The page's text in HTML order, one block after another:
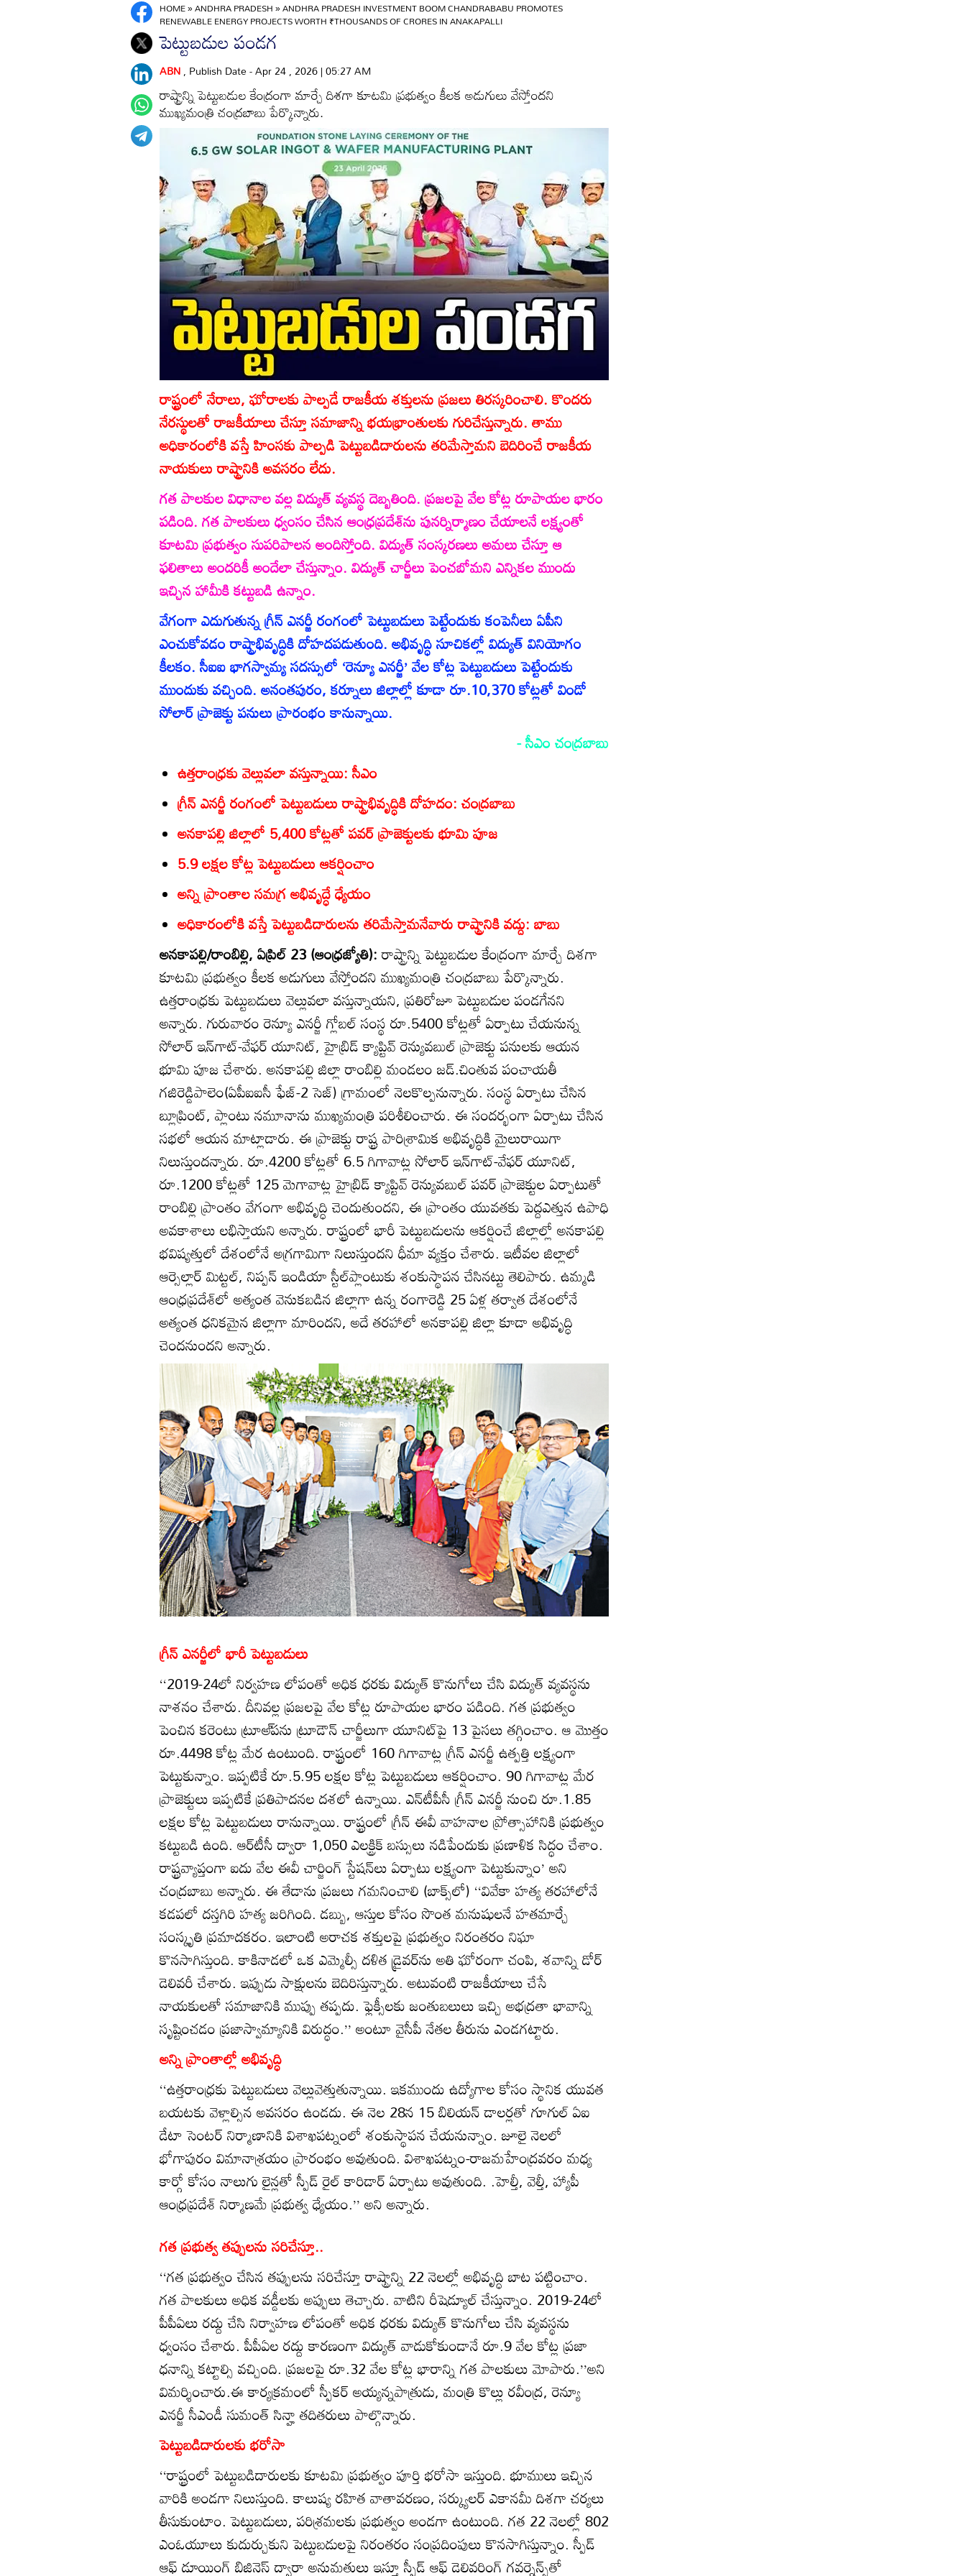
HOME»ANDHRA PRADESH»ANDHRA PRADESH INVESTMENT BOOM CHANDRABABU PROMOTES
RENEWABLE ENERGY PROJECTS WORTH ₹THOUSANDS OF CRORES IN ANAKAPALLI
పెట్టుబడుల పండగ
ABN, Publish Date - Apr 24 , 2026 | 05:27 AM
రాష్ట్రాన్ని పెట్టుబడుల కేంద్రంగా మార్చే దిశగా కూటమి ప్రభుత్వం కీలక అడుగులు వేస్తోందని
ముఖ్యమంత్రి చంద్రబాబు పేర్కొన్నారు.
రాష్ట్రంలో నేరాలు, ఘోరాలకు పాల్పడే రాజకీయ శక్తులను ప్రజలు తిరస్కరించాలి. కొందరు
నేరస్థులతో రాజకీయాలు చేస్తూ సమాజాన్ని భయభ్రాంతులకు గురిచేస్తున్నారు. తాము
అధికారంలోకి వస్తే హింసకు పాల్పడి పెట్టుబడిదారులను తరిమేస్తామని బెదిరించే రాజకీయ
నాయకులు రాష్ట్రానికి అవసరం లేదు.
గత పాలకుల విధానాల వల్ల విద్యుత్‌ వ్యవస్థ దెబ్బతింది. ప్రజలపై వేల కోట్ల రూపాయల భారం
పడింది. గత పాలకులు ధ్వంసం చేసిన ఆంధ్రప్రదేశ్‌ను పునర్నిర్మాణం చేయాలనే లక్ష్యంతో
కూటమి ప్రభుత్వం సుపరిపాలన అందిస్తోంది. విద్యుత్‌ సంస్కరణలు అమలు చేస్తూ ఆ
ఫలితాలు అందరికీ అందేలా చేస్తున్నాం. విద్యుత్‌ చార్జీలు పెంచబోమని ఎన్నికల ముందు
ఇచ్చిన హామీకి కట్టుబడి ఉన్నాం.
వేగంగా ఎదుగుతున్న గ్రీన్‌ ఎనర్జీ రంగంలో పెట్టుబడులు పెట్టేందుకు కంపెనీలు ఏపీని
ఎంచుకోవడం రాష్ట్రాభివృద్ధికి దోహదపడుతుంది. అభివృద్ధి సూచికల్లో విద్యుత్‌ వినియోగం
కీలకం. సీఐఐ భాగస్వామ్య సదస్సులో ‘రెన్యూ ఎనర్జీ’ వేల కోట్ల పెట్టుబడులు పెట్టేందుకు
ముందుకు వచ్చింది. అనంతపురం, కర్నూలు జిల్లాల్లో కూడా రూ.10,370 కోట్లతో విండో
సోలార్‌ ప్రాజెక్టు పనులు ప్రారంభం కానున్నాయి.
- సీఎం చంద్రబాబు
ఉత్తరాంధ్రకు వెల్లువలా వస్తున్నాయి: సీఎం
గ్రీన్‌ ఎనర్జీ రంగంలో పెట్టుబడులు రాష్ట్రాభివృద్ధికి దోహదం: చంద్రబాబు
అనకాపల్లి జిల్లాలో 5,400 కోట్లతో పవర్‌ ప్రాజెక్టులకు భూమి పూజ
5.9 లక్షల కోట్ల పెట్టుబడులు ఆకర్షించాం
అన్ని ప్రాంతాల సమగ్ర అభివృద్ధే ధ్యేయం
అధికారంలోకి వస్తే పెట్టుబడిదారులను తరిమేస్తామనేవారు రాష్ట్రానికి వద్దు: బాబు
అనకాపల్లి/రాంబిల్లి, ఏప్రిల్‌ 23 (ఆంధ్రజ్యోతి):రాష్ట్రాన్ని పెట్టుబడుల కేంద్రంగా మార్చే దిశగా
కూటమి ప్రభుత్వం కీలక అడుగులు వేస్తోందని ముఖ్యమంత్రి చంద్రబాబు పేర్కొన్నారు.
ఉత్తరాంధ్రకు పెట్టుబడులు వెల్లువలా వస్తున్నాయని, ప్రతిరోజూ పెట్టుబడుల పండగేనని
అన్నారు. గురువారం రెన్యూ ఎనర్జీ గ్లోబల్‌ సంస్థ రూ.5400 కోట్లతో ఏర్పాటు చేయనున్న
సోలార్‌ ఇన్‌గాట్‌-వేఫర్‌ యూనిట్‌, హైబ్రిడ్‌ క్యాప్టివ్‌ రెన్యువబుల్‌ ప్రాజెక్టు పనులకు ఆయన
భూమి పూజ చేశారు. అనకాపల్లి జిల్లా రాంబిల్లి మండలం జడ్‌.చింతువ పంచాయతీ
గజిరెడ్డిపాలెం(ఏపీఐఐసీ ఫేజ్‌-2 సెజ్‌) గ్రామంలో నెలకొల్పనున్నారు. సంస్థ ఏర్పాటు చేసిన
బ్లూప్రింట్‌, ప్లాంటు నమూనాను ముఖ్యమంత్రి పరిశీలించారు. ఈ సందర్భంగా ఏర్పాటు చేసిన
సభలో ఆయన మాట్లాడారు. ఈ ప్రాజెక్టు రాష్ట్ర పారిశ్రామిక అభివృద్ధికి మైలురాయిగా
నిలుస్తుందన్నారు. రూ.4200 కోట్లతో 6.5 గిగావాట్ల సోలార్‌ ఇన్‌గాట్‌-వేఫర్‌ యూనిట్‌,
రూ.1200 కోట్లతో 125 మెగావాట్ల హైబ్రిడ్‌ క్యాప్టివ్‌ రెన్యువబుల్‌ పవర్‌ ప్రాజెక్టుల ఏర్పాటుతో
రాంబిల్లి ప్రాంతం వేగంగా అభివృద్ధి చెందుతుందని, ఈ ప్రాంతం యువతకు పెద్దఎత్తున ఉపాధి
అవకాశాలు లభిస్తాయని అన్నారు. రాష్ట్రంలో భారీ పెట్టుబడులను ఆకర్షించే జిల్లాల్లో అనకాపల్లి
భవిష్యత్తులో దేశంలోనే అగ్రగామిగా నిలుస్తుందని ధీమా వ్యక్తం చేశారు. ఇటీవల జిల్లాలో
ఆర్సెల్లార్‌ మిట్టల్‌, నిప్పన్‌ ఇండియా స్టీల్‌ప్లాంటుకు శంకుస్థాపన చేసినట్టు తెలిపారు. ఉమ్మడి
ఆంధ్రప్రదేశ్‌లో అత్యంత వెనుకబడిన జిల్లాగా ఉన్న రంగారెడ్డి 25 ఏళ్ల తర్వాత దేశంలోనే
అత్యంత ధనికమైన జిల్లాగా మారిందని, అదే తరహాలో అనకాపల్లి జిల్లా కూడా అభివృద్ధి
చెందనుందని అన్నారు.
గ్రీన్‌ ఎనర్జీలో భారీ పెట్టుబడులు
‘‘2019-24లో నిర్వహణ లోపంతో అధిక ధరకు విద్యుత్‌ కొనుగోలు చేసి విద్యుత్‌ వ్యవస్థను
నాశనం చేశారు. దీనివల్ల ప్రజలపై వేల కోట్ల రూపాయల భారం పడింది. గత ప్రభుత్వం
పెంచిన కరెంటు ట్రూఅ్‌పను ట్రూడౌన్‌ చార్జీలుగా యూనిట్‌పై 13 పైసలు తగ్గించాం. ఆ మొత్తం
రూ.4498 కోట్ల మేర ఉంటుంది. రాష్ట్రంలో 160 గిగావాట్ల గ్రీన్‌ ఎనర్జీ ఉత్పత్తి లక్ష్యంగా
పెట్టుకున్నాం. ఇప్పటికే రూ.5.95 లక్షల కోట్ల పెట్టుబడులు ఆకర్షించాం. 90 గిగావాట్ల మేర
ప్రాజెక్టులు ఇప్పటికే ప్రతిపాదనల దశలో ఉన్నాయి. ఎన్‌టీపీసీ గ్రీన్‌ ఎనర్జీ నుంచి రూ.1.85
లక్షల కోట్ల పెట్టుబడులు రానున్నాయి. రాష్ట్రంలో గ్రీన్‌ ఈవీ వాహనాల ప్రోత్సాహానికి ప్రభుత్వం
కట్టుబడి ఉంది. ఆర్‌టీసీ ద్వారా 1,050 ఎలక్ట్రిక్‌ బస్సులు నడిపేందుకు ప్రణాళిక సిద్ధం చేశాం.
రాష్ట్రవ్యాప్తంగా ఐదు వేల ఈవీ చార్జింగ్‌ స్టేషన్‌లు ఏర్పాటు లక్ష్యంగా పెట్టుకున్నాం’ అని
చంద్రబాబు అన్నారు. ఈ తేడాను ప్రజలు గమనించాలి (బాక్స్‌లో) ‘‘వివేకా హత్య తరహాలోనే
కడపలో దస్తగిరి హత్య జరిగింది. డబ్బు, ఆస్తుల కోసం సొంత మనుషులనే హతమార్చే
సంస్కృతి ప్రమాదకరం. ఇలాంటి అరాచక శక్తులపై ప్రభుత్వం నిరంతరం నిఘా
కొనసాగిస్తుంది. కాకినాడలో ఒక ఎమ్మెల్సీ దళిత డ్రైవర్‌ను అతి ఘోరంగా చంపి, శవాన్ని డోర్‌
డెలివరీ చేశారు. ఇప్పుడు సాక్షులను బెదిరిస్తున్నారు. అటువంటి రాజకీయాలు చేసే
నాయకులతో సమాజానికి ముప్పు తప్పదు. ఫ్లెక్సీలకు జంతుబలులు ఇచ్చి అభద్రతా భావాన్ని
సృష్టించడం ప్రజాస్వామ్యానికి విరుద్ధం.’’ అంటూ వైసీపీ నేతల తీరును ఎండగట్టారు.
అన్ని ప్రాంతాల్లో అభివృద్ధి
‘‘ఉత్తరాంధ్రకు పెట్టుబడులు వెల్లువెత్తుతున్నాయి. ఇకముందు ఉద్యోగాల కోసం స్థానిక యువత
బయటకు వెళ్లాల్సిన అవసరం ఉండదు. ఈ నెల 28న 15 బిలియన్‌ డాలర్లతో గూగుల్‌ ఏఐ
డేటా సెంటర్‌ నిర్మాణానికి విశాఖపట్నంలో శంకుస్థాపన చేయనున్నాం. జూలై నెలలో
భోగాపురం విమానాశ్రయం ప్రారంభం అవుతుంది. విశాఖపట్నం-రాజమహేంద్రవరం మధ్య
కార్గో కోసం నాలుగు లైన్లతో స్పీడ్‌ రైల్‌ కారిడార్‌ ఏర్పాటు అవుతుంది. .హెల్తీ, వెల్తీ, హ్యాపీ
ఆంధ్రప్రదేశ్‌ నిర్మాణమే ప్రభుత్వ ధ్యేయం.’’ అని అన్నారు.
గత ప్రభుత్వ తప్పులను సరిచేస్తూ..
‘‘గత ప్రభుత్వం చేసిన తప్పులను సరిచేస్తూ రాష్ట్రాన్ని 22 నెలల్లో అభివృద్ధి బాట పట్టించాం.
గత పాలకులు అధిక వడ్డీలకు అప్పులు తెచ్చారు. వాటిని రీషెడ్యూల్‌ చేస్తున్నాం. 2019-24లో
పీపీఏలు రద్దు చేసి నిర్వాహణ లోపంతో అధిక ధరకు విద్యుత్‌ కొనుగోలు చేసి వ్యవస్థను
ధ్వంసం చేశారు. పీపీఏల రద్దు కారణంగా విద్యుత్‌ వాడుకోకుండానే రూ.9 వేల కోట్ల ప్రజా
ధనాన్ని కట్టాల్సి వచ్చింది. ప్రజలపై రూ.32 వేల కోట్ల భారాన్ని గత పాలకులు మోపారు.’’అని
విమర్శించారు.ఈ కార్యక్రమంలో స్పీకర్‌ అయ్యన్నపాత్రుడు, మంత్రి కొల్లు రవీంద్ర, రెన్యూ
ఎనర్జీ సీఎండీ సుమంత్‌ సిన్హా తదితరులు పాల్గొన్నారు.
పెట్టుబడిదారులకు భరోసా
‘‘రాష్ట్రంలో పెట్టుబడిదారులకు కూటమి ప్రభుత్వం పూర్తి భరోసా ఇస్తుంది. భూములు ఇచ్చిన
వారికి అండగా నిలుస్తుంది. కాలుష్య రహిత వాతావరణం, సర్క్యులర్‌ ఎకానమీ దిశగా చర్యలు
తీసుకుంటాం. పెట్టుబడులు, పరిశ్రమలకు ప్రభుత్వం అండగా ఉంటుంది. గత 22 నెలల్లో 802
ఎంఓయూలు కుదుర్చుకుని పెట్టుబడులపై నిరంతరం సంప్రదింపులు కొనసాగిస్తున్నాం. స్పీడ్‌
ఆఫ్‌ డూయింగ్‌ బిజినెస్‌ ద్వారా అనుమతులు ఇస్తూ స్పీడ్‌ ఆఫ్‌ డెలివరింగ్‌ గవర్నెన్స్‌తో